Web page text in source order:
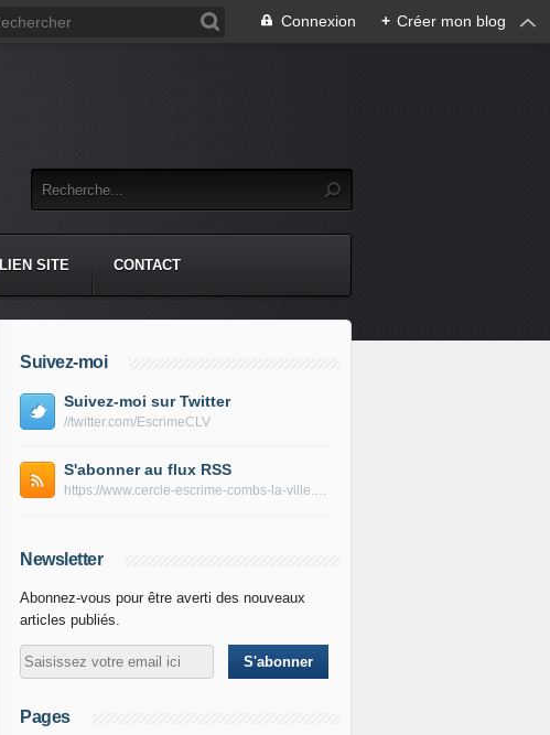
Connexion + Créer mon blog
LIEN SITE CONTACT
Suivez-moi
Suivez-moi sur Twitter
//twitter.com/EscrimeCLV
S'abonner au flux RSS
https://www.cercle-escrime-combs-la-ville.fr/rss
Newsletter
Abonnez-vous pour être averti des nouveaux
articles publiés.
Pages